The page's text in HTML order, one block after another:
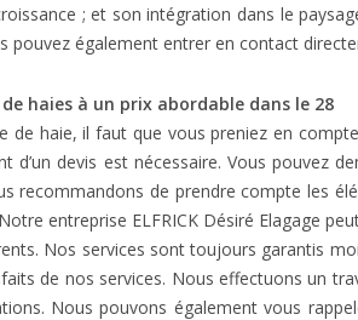
; et son intégration dans le
pouvez également entrer en contact
haies à un prix abordable dans le 28
de haie, il faut que vous preniez en
d’un devis est nécessaire. Vous pouvez
recommandons de prendre compte les
entreprise ELFRICK Désiré Elagage
Nos services sont toujours garantis
de nos services. Nous effectuons un
Nous pouvons également vous